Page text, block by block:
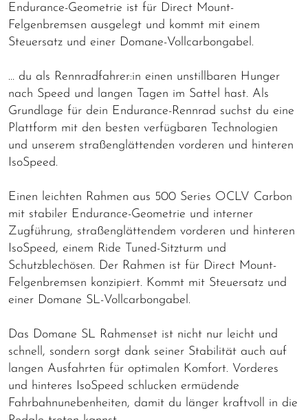
Endurance-Geometrie ist für Direct Mount-
Felgenbremsen ausgelegt und kommt mit einem
Steuersatz und einer Domane-Vollcarbongabel.
… du als Rennradfahrer:in einen unstillbaren Hunger
nach Speed und langen Tagen im Sattel hast. Als
Grundlage für dein Endurance-Rennrad suchst du eine
Plattform mit den besten verfügbaren Technologien
und unserem straßenglättenden vorderen und hinteren
IsoSpeed.
Einen leichten Rahmen aus 500 Series OCLV Carbon
mit stabiler Endurance-Geometrie und interner
Zugführung, straßenglättendem vorderen und hinteren
IsoSpeed, einem Ride Tuned-Sitzturm und
Schutzblechösen. Der Rahmen ist für Direct Mount-
Felgenbremsen konzipiert. Kommt mit Steuersatz und
einer Domane SL-Vollcarbongabel.
Das Domane SL Rahmenset ist nicht nur leicht und
schnell, sondern sorgt dank seiner Stabilität auch auf
langen Ausfahrten für optimalen Komfort. Vorderes
und hinteres IsoSpeed schlucken ermüdende
Fahrbahnunebenheiten, damit du länger kraftvoll in die